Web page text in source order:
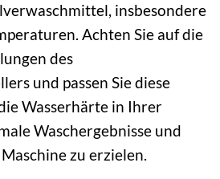
insbesondere
Achten Sie auf die
des
und passen Sie diese
Wasserhärte in Ihrer
Waschergebnisse und
zu erzielen.